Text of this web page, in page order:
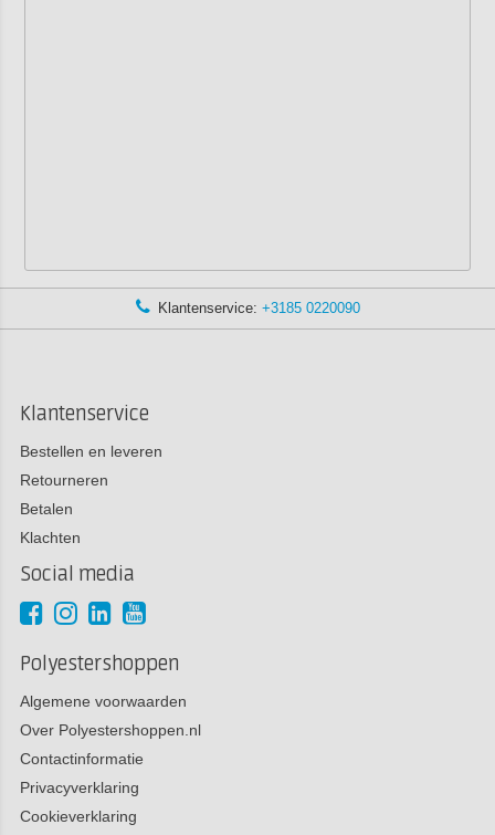
Klantenservice: +3185 0220090
Klantenservice
Bestellen en leveren
Retourneren
Betalen
Klachten
Social media
Polyestershoppen
Algemene voorwaarden
Over Polyestershoppen.nl
Contactinformatie
Privacyverklaring
Cookieverklaring